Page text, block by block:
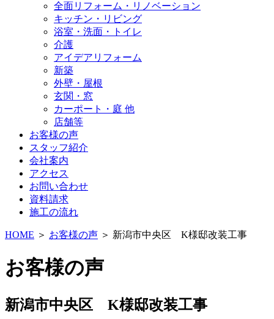
全面リフォーム・リノベーション
キッチン・リビング
浴室・洗面・トイレ
介護
アイデアリフォーム
新築
外壁・屋根
玄関・窓
カーポート・庭 他
店舗等
お客様の声
スタッフ紹介
会社案内
アクセス
お問い合わせ
資料請求
施工の流れ
HOME ＞ お客様の声 ＞ 新潟市中央区 K様邸改装工事
お客様の声
新潟市中央区 K様邸改装工事